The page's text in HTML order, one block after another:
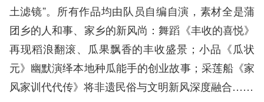
土滤镜”。所有作品均由队员自编自演，素材全是蒲
团乡的人和事、家乡的新风尚：舞蹈《丰收的喜悦》
再现稻浪翻滚、瓜果飘香的丰收盛景；小品《瓜状
元》幽默演绎本地种瓜能手的创业故事；采莲船《家
风家训代代传》将非遗民俗与文明新风深度融合……